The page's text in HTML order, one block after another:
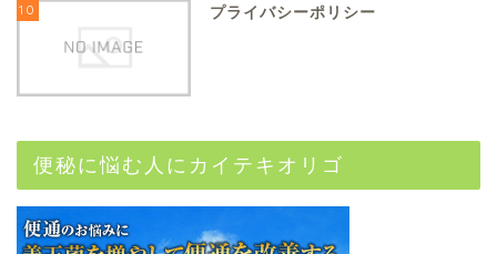
10 プライバシーポリシー
便秘に悩む人にカイテキオリゴ